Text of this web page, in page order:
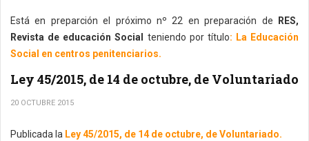
Está en preparción el próximo nº 22 en preparación de RES,
Revista de educación Social teniendo por título: La Educación
Social en centros penitenciarios.
Ley 45/2015, de 14 de octubre, de Voluntariado
20 OCTUBRE 2015
Publicada la Ley 45/2015, de 14 de octubre, de Voluntariado.